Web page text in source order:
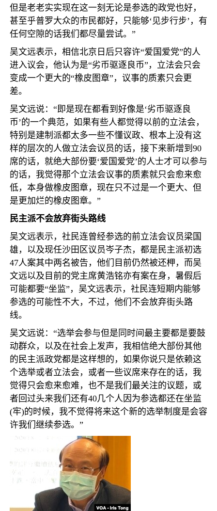
但是老老实实现在这一刻无论是参选的政党也好，
甚至乎普罗大众的市民都好，只能够‘见步行步’，有
任何空隙的话我们都尽量尝试。”
吴文远表示，相信北京日后只容许“爱国爱党”的人
进入议会，他认为是“劣币驱逐良币”，立法会只会
变成一个更大的“橡皮图章”，议事的质素只会更
差。
吴文远说：“即是现在都看到好像是‘劣币驱逐良
币’的一个典范，如果有些人都觉得以前的立法会，
特别是建制派都太多一些不懂议政、根本上没有这
样的层次的人做立法会议员的话，接下来新增到 90
席的话，就绝大部份要‘爱国爱党’的人士才可以参与
的话，我觉得那个立法会议事的质素就只会愈来愈
低，本身做橡皮图章，现在只不过是一个更大、但
是更加烂的橡皮图章。”
民主派不会放弃街头路线
吴文远表示，社民连曾经参选的前立法会议员梁国
雄，以及现任沙田区议员岑子杰，都是民主派初选
47人案其中两名被告，他们目前仍然被还柙，而吴
文远以及目前的党主席黄浩铭亦有案在身，暑假后
可能都要“坐监”，吴文远表示，社民连短期内能够
参选的可能性不大，不过，他们不会放弃街头路
线。
吴文远说：“选举会参与但是同时间最主要都是要鼓
动群众，以及在社会上发声，我相信绝大部份其他
的民主派政党都是这样想的，如果你说只是依赖这
个选举或者立法会，或者一些议席来存在的话，我
觉得只会愈来愈难，也不是我们最关注的议题，或
者回过头来我们还有40几个人因为参选都还在坐监
(牢)的时候，我不觉得将来这个新的选举制度是会容
许我们继续参选。”